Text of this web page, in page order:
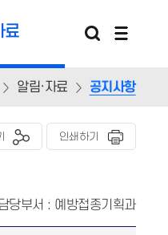
료
알림·자료 공지사항
인쇄하기
당부서 : 예방접종기획과